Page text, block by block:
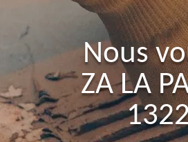
Nous
ZA LA